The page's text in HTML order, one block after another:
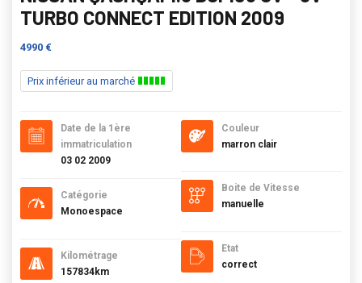
TURBO CONNECT EDITION 2009
4990 €
Prix inférieur au marché
Date de la 1ère
immatriculation
03 02 2009
Catégorie
Monoespace
Kilométrage
157834km
Couleur
marron clair
Boite de Vitesse
manuelle
Etat
correct